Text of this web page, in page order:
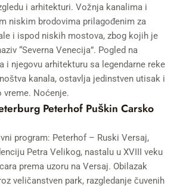
i arhitekturi. Vožnja kanalima i
niskim brodovima prilagođenim za
i ispod niskih mostova, zbog kojih je
“Severna Venecija”. Pogled na
i njegovu arhitekturu sa legendarne reke
kanala, ostavlja jedinstven utisak i
vreme. Noćenje.
Peterhof Puškin Carsko
program: Peterhof – Ruski Versaj,
Petra Velikog, nastalu u XVIII veku
prema uzoru na Versaj. Obilazak
veličanstven park, razgledanje čuvenih